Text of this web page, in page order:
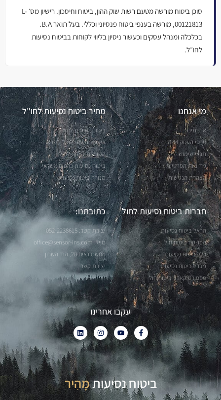
סוכן ביטוח מורשה מטעם רשות שוק ההון, ביטוח וחיסכון. רישיון מס׳ L-
00121813, מורשה בענפי ביטוח פנסיוני וכללי. בעל תואר B.A.
בכלכלה ומנהל עסקים וכעשור ניסיון בליווי לקוחות בביטוח נסיעות
לחו״ל.
מי אנחנו
אודותינו
פרטי העסק B144
תנאי שימוש
מדיניות הפרטיות
הצהרת הנגישות
מחיר ביטוח נסיעות לחו"ל
ביטוח נסיעות לחול
ביטוח נסיעות לחול השוואה
השוואות ביטוח לחול
ביטוח נסיעות כרטיס אשראי
מנורה ביטוח נסיעות
חברות ביטוח נסיעות לחול
הראל ביטוח נסיעות
הפניקס ביטוח חול
כלל ביטוח נסיעות
מגדל ביטוח נסיעות
פספורט קארד ביטוח חול
כתובתנו:
יצירת קשר: 052-2238615
מייל:office@sensor-ins.com
החשמונאים 28, הוד השרון
יצירת קשר
עקבו אחרינו
ביטוח נסיעותפָּשׁוּט